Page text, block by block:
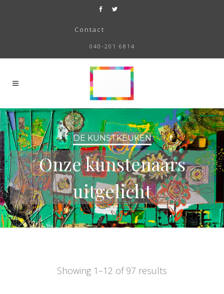
Contact
040-201 6814
DE KUNSTKEUKEN
Onze kunstenaars
uitgelicht
Showing 1–12 of 97 results